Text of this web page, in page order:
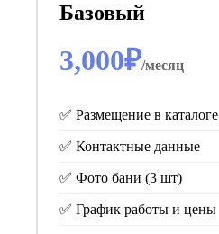
Базовый
3,000₽/месяц
✅ Размещение в каталоге
✅ Контактные данные
✅ Фото бани (3 шт)
✅ График работы и цены